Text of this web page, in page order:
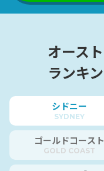
オース
ランキ
シドニー
SYDNEY
ゴールドコースト
GOLD COAST